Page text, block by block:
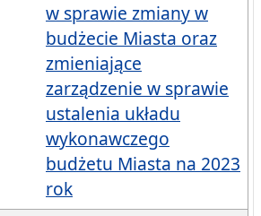
w sprawie zmiany w
budżecie Miasta oraz
zmieniające
zarządzenie w sprawie
ustalenia układu
wykonawczego
budżetu Miasta na 2023
rok